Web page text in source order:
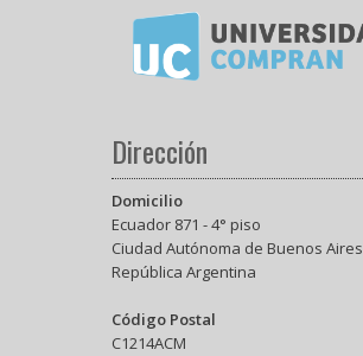
Dirección
Domicilio
Ecuador 871 - 4° piso
Ciudad Autónoma de Buenos Aires
República Argentina
Código Postal
C1214ACM